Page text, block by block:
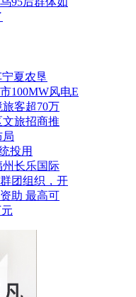
夏农垦
100MW风电E
客超70万
旅招商推
局
投用
州长乐国际
团组织，开
助 最高可